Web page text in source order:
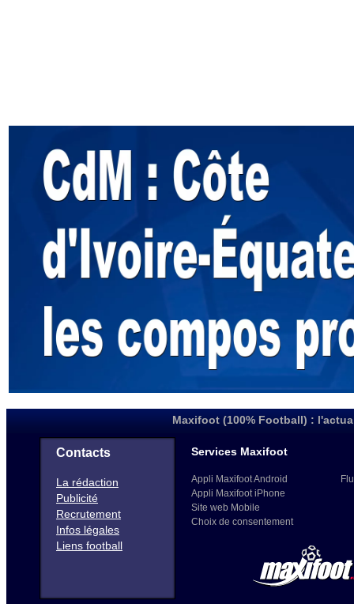
Maxifoot (100% Football) :
Contacts
La rédaction
Publicité
Recrutement
Infos légales
Liens football
Services Maxifoot
Appli Maxifoot Android
Appli Maxifoot iPhone
Site web Mobile
Choix de consentement